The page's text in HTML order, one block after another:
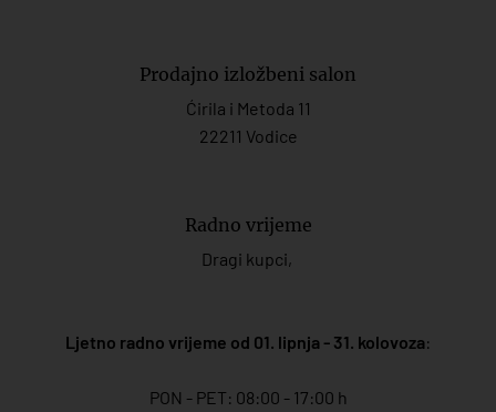
Prodajno izložbeni salon
Ćirila i Metoda 11
22211 Vodice
Radno vrijeme
Dragi kupci,
Ljetno radno vrijeme od 01. lipnja - 31. kolovoza:
PON - PET: 08:00 - 17:00 h